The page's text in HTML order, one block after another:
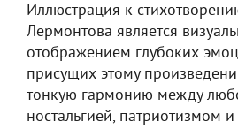
Иллюстрация к
Лермонтова является
отображением глубоких
присущих этому
тонкую гармонию между
ностальгией, патриотизмом